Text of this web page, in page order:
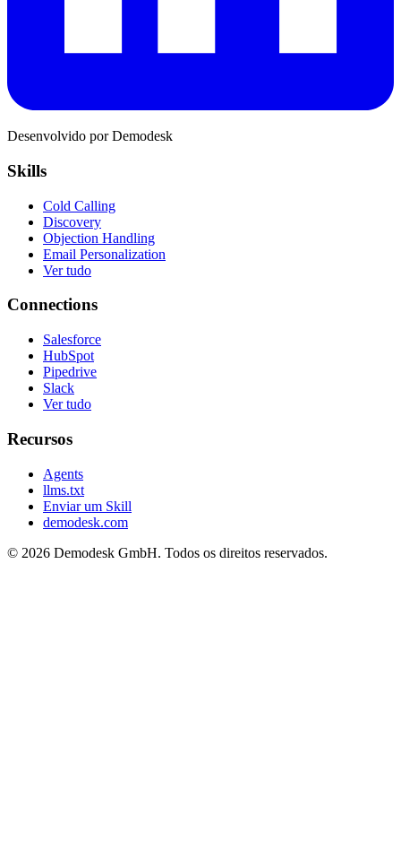
Desenvolvido por Demodesk
Skills
Cold Calling
Discovery
Objection Handling
Email Personalization
Ver tudo
Connections
Salesforce
HubSpot
Pipedrive
Slack
Ver tudo
Recursos
Agents
llms.txt
Enviar um Skill
demodesk.com
© 2026 Demodesk GmbH. Todos os direitos reservados.